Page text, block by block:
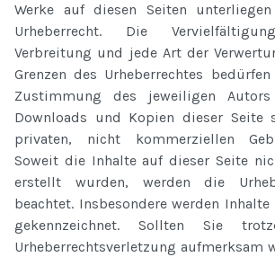
Werke auf diesen Seiten
Urheberrecht. Die
Verbreitung und jede Art der
Grenzen des Urheberrechtes
Zustimmung des jeweiligen
Downloads und Kopien dieser
privaten, nicht kommerziellen
Soweit die Inhalte auf dieser Seite
erstellt wurden, werden die
beachtet. Insbesondere werden
gekennzeichnet. Sollten Sie
Urheberrechtsverletzung aufmerksam